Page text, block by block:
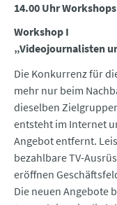
14.00 Uhr
Workshop I
„Videojournalisten
Die Konkurrenz für
mehr nur beim
dieselben
entsteht im Internet
Angebot entfernt.
bezahlbare TV-
eröffnen
Die neuen Angebote